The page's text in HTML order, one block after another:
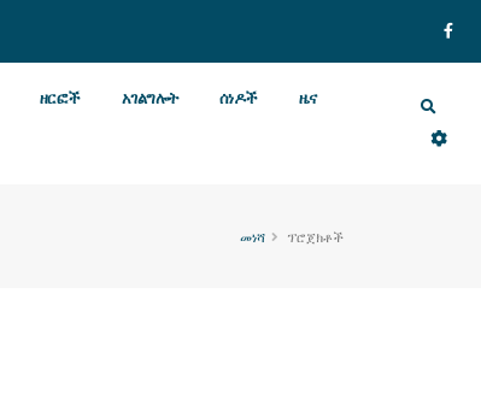
ዘርፎች አገልግሎት ሰነዶች ዜና
መነሻ ፕሮጀክቶች